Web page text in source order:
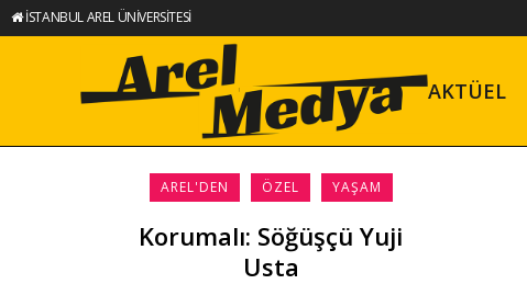
İSTANBUL AREL ÜNİVERSİTESİ
AKTÜEL
AREL'DEN ÖZEL YAŞAM
Korumalı: Söğüşçü Yuji
Usta